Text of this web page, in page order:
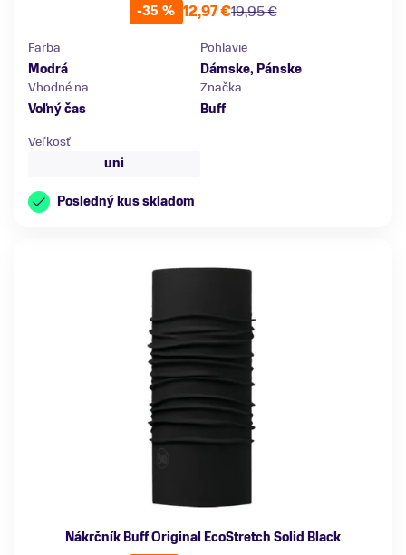
-35 %
19,95 €
12,97 €
Farba
Modrá
Pohlavie
Dámske, Pánske
Vhodné na
Voľný čas
Značka
Buff
Veľkosť
uni
Posledný kus skladom
Nákrčník Buff Original EcoStretch Solid Black